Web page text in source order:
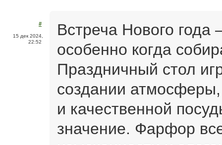
#
15 дек 2024,
22:52
Встреча Нового года
особенно когда
Праздничный стол
создании
и качественной
значение. Фарфор